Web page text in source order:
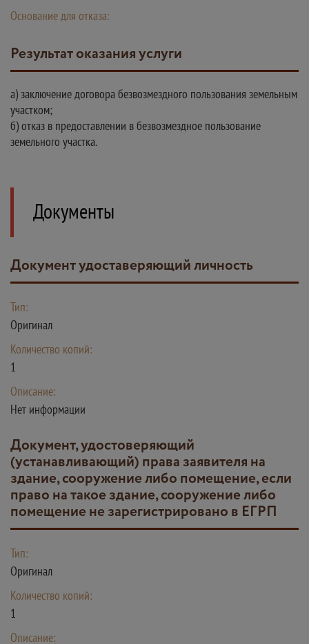
Основание для отказа:
Результат оказания услуги
а) заключение договора безвозмездного пользования земельным
участком;
б) отказ в предоставлении в безвозмездное пользование
земельного участка.
Документы
Документ удоставеряющий личность
Тип:
Оригинал
Количество копий:
1
Описание:
Нет информации
Документ, удостоверяющий
(устанавливающий) права заявителя на
здание, сооружение либо помещение, если
право на такое здание, сооружение либо
помещение не зарегистрировано в ЕГРП
Тип:
Оригинал
Количество копий:
1
Описание: